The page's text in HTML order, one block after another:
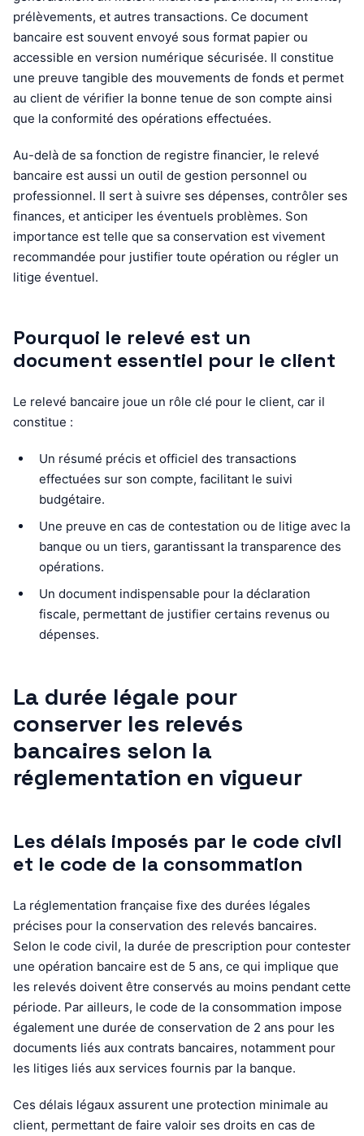
prélèvements, et autres transactions. Ce document
bancaire est souvent envoyé sous format papier ou
accessible en version numérique sécurisée. Il constitue
une preuve tangible des mouvements de fonds et permet
au client de vérifier la bonne tenue de son compte ainsi
que la conformité des opérations effectuées.
Au-delà de sa fonction de registre financier, le relevé
bancaire est aussi un outil de gestion personnel ou
professionnel. Il sert à suivre ses dépenses, contrôler ses
finances, et anticiper les éventuels problèmes. Son
importance est telle que sa conservation est vivement
recommandée pour justifier toute opération ou régler un
litige éventuel.
Pourquoi le relevé est un
document essentiel pour le client
Le relevé bancaire joue un rôle clé pour le client, car il
constitue :
Un résumé précis et officiel des transactions
effectuées sur son compte, facilitant le suivi
budgétaire.
Une preuve en cas de contestation ou de litige avec la
banque ou un tiers, garantissant la transparence des
opérations.
Un document indispensable pour la déclaration
fiscale, permettant de justifier certains revenus ou
dépenses.
La durée légale pour
conserver les relevés
bancaires selon la
réglementation en vigueur
Les délais imposés par le code civil
et le code de la consommation
La réglementation française fixe des durées légales
précises pour la conservation des relevés bancaires.
Selon le code civil, la durée de prescription pour contester
une opération bancaire est de 5 ans, ce qui implique que
les relevés doivent être conservés au moins pendant cette
période. Par ailleurs, le code de la consommation impose
également une durée de conservation de 2 ans pour les
documents liés aux contrats bancaires, notamment pour
les litiges liés aux services fournis par la banque.
Ces délais légaux assurent une protection minimale au
client, permettant de faire valoir ses droits en cas de